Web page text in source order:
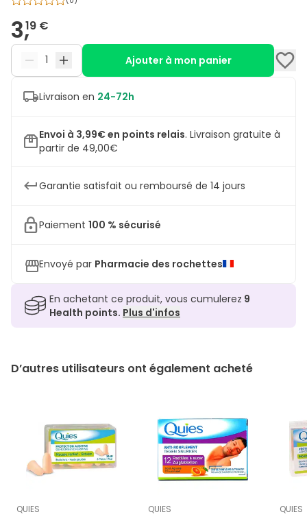
3,19 €
Ajouter à mon panier
Livraison en 24-72h
Envoi à 3,99€ en points relais. Livraison gratuite à
partir de 49,00€
Garantie satisfait ou remboursé de 14 jours
Paiement 100 % sécurisé
Envoyé par Pharmacie des rochettes
En achetant ce produit, vous cumulerez 9
Health points. Plus d'infos
D’autres utilisateurs ont également acheté
QUIES QUIES QUIES